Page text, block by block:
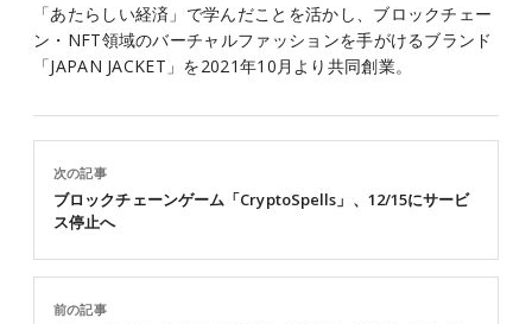
「あたらしい経済」で学んだことを活かし、ブロックチェー
ン・NFT領域のバーチャルファッションを手がけるブランド
「JAPAN JACKET」を2021年10月より共同創業。
前の記事
次の記事
ブロックチェーンゲーム「CryptoSpells」、12/15にサービ
ス停止へ